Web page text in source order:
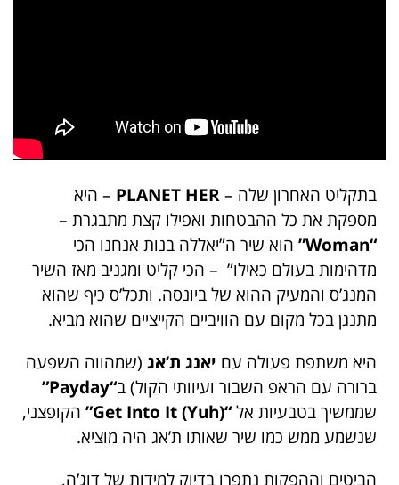
בתקליט האחרון שלה –PLANET HER – היא
מספקת את כל ההבטחות ואפילו קצת מתבגרת –
“Woman”
הוא שיר ה”יאללה בנות אנחנו הכי
מדהימות בעולם כאילו” – הכי קליט ומגניב מאז השיר
המנג’ס והמעיק ההוא של ביונסה. ותכל’ס כיף שהוא
מתנגן בכל מקום עם הוויביים הקייציים שהוא מביא.
היא משתפת פעולה עם יאנג ת’אג (שמהווה השפעה
ברורה עם הראפ השבור ועיוותי הקול) ב“Payday”
שממשיך בטבעיות אל“Get Into It (Yuh)”
הקופצני,
שנשמע ממש כמו שיר שאותו ת’אג היה מוציא.
הביטים וההפקות נתפרו בדיוק למידות של דוג’ה,